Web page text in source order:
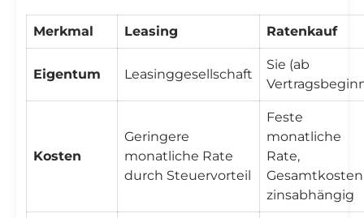
Merkmal Leasing Ratenkauf
Eigentum Leasinggesellschaft
Sie (ab
Kosten
Geringere
monatliche Rate
durch Steuervorteil
Feste
monatliche
Rate,
Gesamtkosten
zinsabhängig